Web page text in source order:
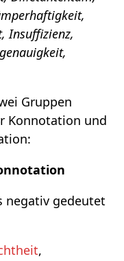
Insuffizienz,
Gruppen
Konnotation und
negativ gedeutet
,